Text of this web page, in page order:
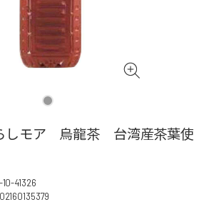
しモア 烏龍茶 台湾産茶葉使
41326